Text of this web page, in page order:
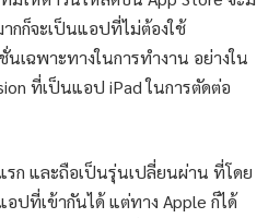
กก็จะเป็นแอปที่ไม่ต้องใช้
เฉพาะทางในการทำงาน อย่างใน
ที่เป็นแอป iPad ในการตัดต่อ
ก และถือเป็นรุ่นเปลี่ยนผ่าน ที่โดย
ปที่เข้ากันได้ แต่ทาง Apple ก็ได้